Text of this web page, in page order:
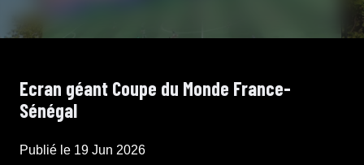
Ecran géant Coupe du Monde France-
Sénégal
Publié le 19 Jun 2026